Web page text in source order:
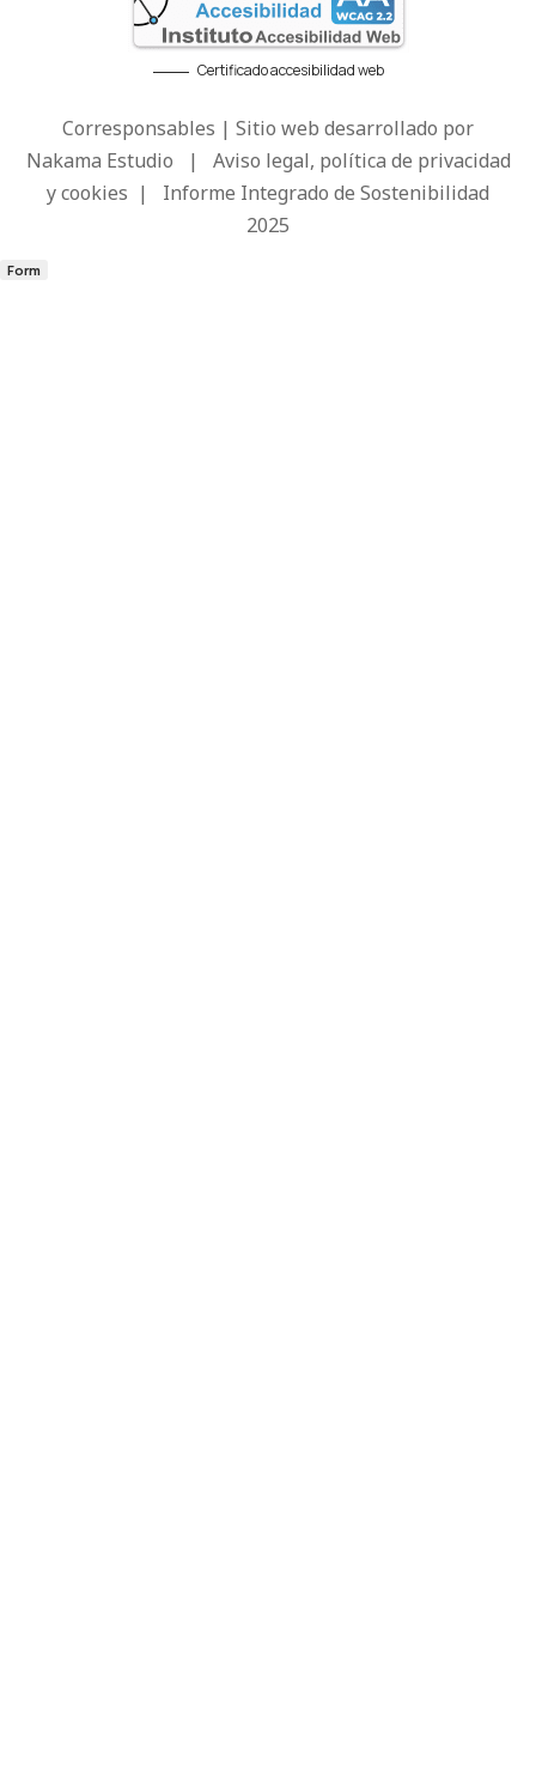
Certificado accesibilidad web
Corresponsables | Sitio web desarrollado por
Nakama Estudio | Aviso legal, política de privacidad
y cookies | Informe Integrado de Sostenibilidad
2025
Form